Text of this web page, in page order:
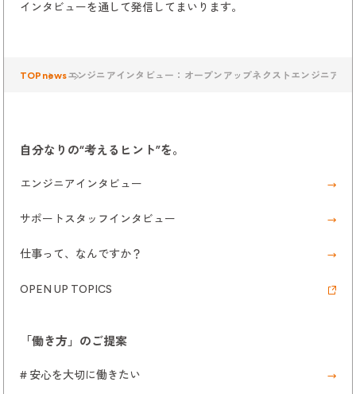
インタビューを通して発信してまいります。
TOP newsエンジニアインタビュー：オープンアップネクストエンジニア “
自分なりの“考えるヒント”を。
エンジニアインタビュー
サポートスタッフインタビュー
仕事って、なんですか？
OPEN UP TOPICS
「働き方」のご提案
# 安心を大切に働きたい